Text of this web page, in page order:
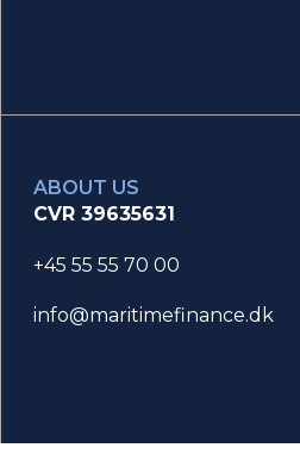
ABOUT US
CVR 39635631
+45 55 55 70 00
info@maritimefinance.dk